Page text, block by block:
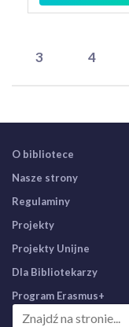
3 4
O bibliotece
Nasze strony
Regulaminy
Projekty
Projekty Unijne
Dla Bibliotekarzy
Program Erasmus+